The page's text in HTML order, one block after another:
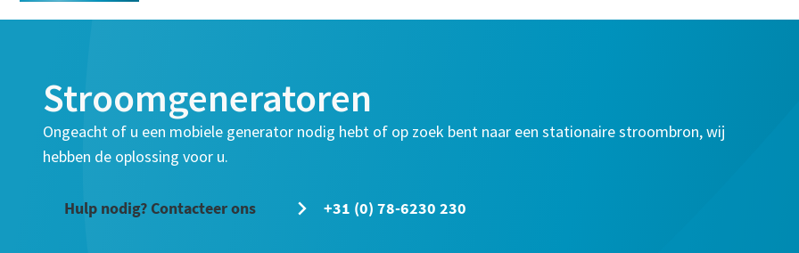
Stroomgeneratoren
Ongeacht of u een mobiele generator nodig hebt of op zoek bent naar een stationaire stroombron, wij
hebben de oplossing voor u.
Hulp nodig? Contacteer ons +31 (0) 78-6230 230